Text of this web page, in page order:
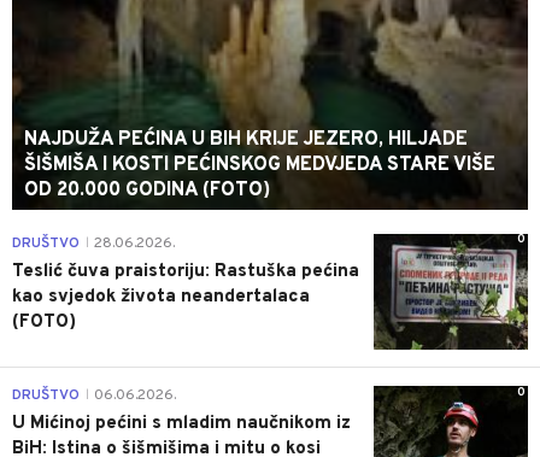
NAJDUŽA PEĆINA U BIH KRIJE JEZERO, HILJADE
ŠIŠMIŠA I KOSTI PEĆINSKOG MEDVJEDA STARE VIŠE
OD 20.000 GODINA (FOTO)
0
DRUŠTVO 28.06.2026.
Teslić čuva praistoriju: Rastuška pećina
kao svjedok života neandertalaca
(FOTO)
0
DRUŠTVO 06.06.2026.
U Mićinoj pećini s mladim naučnikom iz
BiH: Istina o šišmišima i mitu o kosi